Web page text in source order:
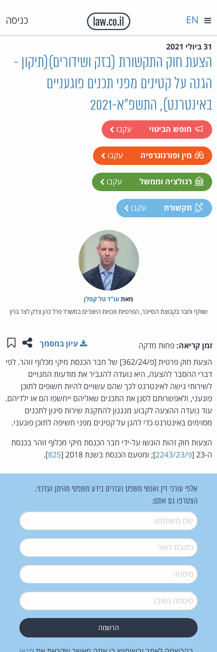
כניסה EN
31 ביולי 2021
הצעת חוק התקשורת (בזק ושידורים)(תיקון -
הגנה על קטינים מפני תכנים פוגעניים
באינטרנט), התשפ"א-2021
חופש הביטוי עקבו
מין ופורנוגרפיה עקבו
רגולציה וממשל עקבו
תקשורת עקבו
מאת‏עו"ד טל קפלן
שותף וחבר בקבוצת הסייבר, הפרטיות וזכויות היוצרים במשרד פרל כהן צדק לצר ברץ
זמן קריאה: פחות מדקה שתפו
עיון במסמך
הצעת חוק פרטית [פ/362/24] של חבר הכנסת מיקי מכלוף זוהר. לפי
דברי ההסבר להצעה, היא נועדה להגביר את מודעות המנויים
לשירותי גישה לאינטרנט לכך שהם עשויים להיות חשופים לתוכן
פוגעני, ולאפשרותם לסנן את התכנים שאליהם ייחשפו הם או ילדיהם.
עוד נועדה ההצעה לקבוע מנגנון להתקנת שירות סינון לתכנים
מסוימים באינטרנט כדי להגן על קטינים מפני חשיפה לתוכן פוגעני.
הצעות חוק זהות הוגשו על-ידי חבר הכנסת מיקי מכלוף זוהר בכנסת
ה-23 [
פ/2243/23 ]; ומטעם הכנסת בשנת 2018 [ 825
].
אלפי עורכי דין ואנשי משפט נעזרים בידע משפטי מהימן ועדכני.
הצטרפו גם אתם:
שם משתמש*
דואל*
סיסמה*
סיסמה (שוב)*